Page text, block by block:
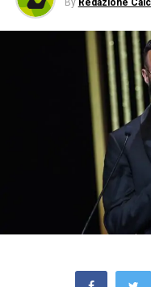
By Redazione